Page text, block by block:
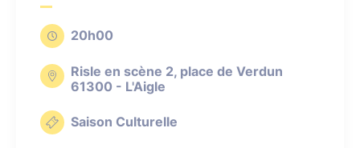
20h00
Risle en scène 2, place de Verdun
61300 - L'Aigle
Saison Culturelle